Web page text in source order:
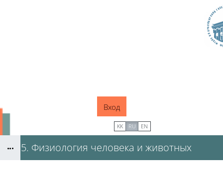
Вход
KK RU EN
1.5.5. Физиология человека и животных